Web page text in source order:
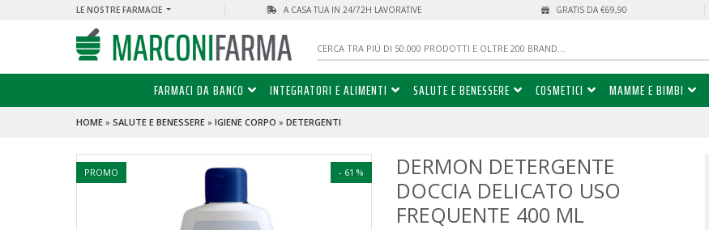
LE NOSTRE FARMACIE A CASA TUA IN 24/72H LAVORATIVE GRATIS DA €69,90
FARMACI DA BANCO INTEGRATORI E ALIMENTI SALUTE E BENESSERE COSMETICI MAMME E BIMBI
HOME» SALUTE E BENESSERE» IGIENE CORPO » DETERGENTI
- 61 %
PROMO
DERMON DETERGENTE
DOCCIA DELICATO USO
FREQUENTE 400 ML